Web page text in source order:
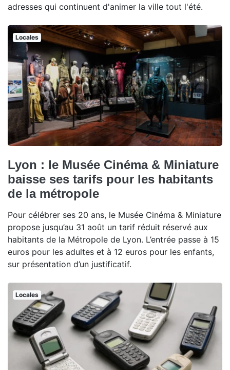
adresses qui continuent d'animer la ville tout l'été.
Locales
Lyon : le Musée Cinéma & Miniature
baisse ses tarifs pour les habitants
de la métropole
Pour célébrer ses 20 ans, le Musée Cinéma & Miniature
propose jusqu’au 31 août un tarif réduit réservé aux
habitants de la Métropole de Lyon. L’entrée passe à 15
euros pour les adultes et à 12 euros pour les enfants,
sur présentation d’un justificatif.
Locales